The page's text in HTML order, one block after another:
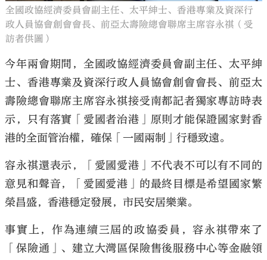
全國政協經濟委員會副主任、太平紳士、香港專業及資深行
政人員協會創會會長、前亞太壽險總會聯席主席容永祺（受
訪者供圖）
今年兩會期間，全國政協經濟委員會副主任、太平紳
士、香港專業及資深行政人員協會創會會長、前亞太
壽險總會聯席主席容永祺接受南都記者獨家專訪時表
示，只有落實「愛國者治港」原則才能保證國家對香
港的全面管治權，確保「一國兩制」行穩致遠。
容永祺還表示，「愛國愛港」不代表不可以有不同的
意見和聲音，「愛國愛港」的最終目標是希望國家繁
榮昌盛，香港穩定發展，市民安居樂業。
事實上，作為連續三屆的政協委員，容永祺帶來了
「保險通」、建立大灣區保險售後服務中心等金融領